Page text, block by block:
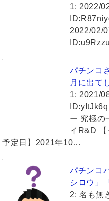
1: 2022/
2022/02/
パチンコ
月に出て
1: 2021/
ー 究極の
イR&D 【
予定日】2021年10…
パチンコ
シロウ」
2: 名も無